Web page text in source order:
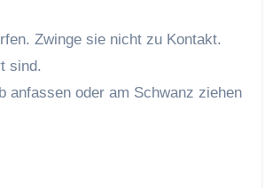
Zwinge sie nicht zu Kontakt.
sind.
anfassen oder am Schwanz ziehen